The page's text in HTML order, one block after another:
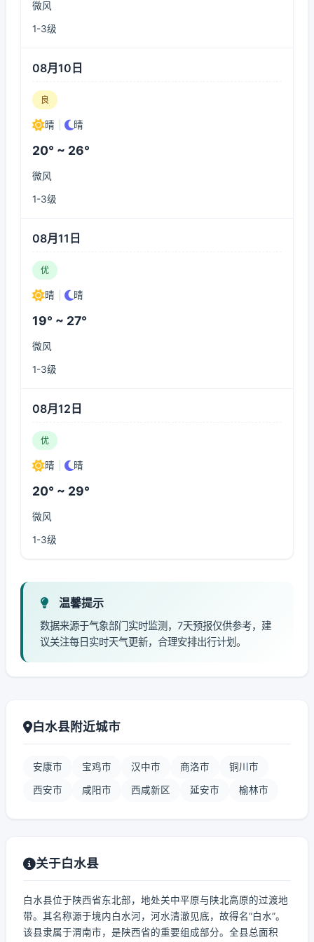
微风
1-3级
08月10日
良
晴 晴
20° ~ 26°
微风
1-3级
08月11日
优
晴 晴
19° ~ 27°
微风
1-3级
08月12日
优
晴 晴
20° ~ 29°
微风
1-3级
温馨提示
数据来源于气象部门实时监测，7天预报仅供参考，建
议关注每日实时天气更新，合理安排出行计划。
白水县附近城市
安康市 宝鸡市 汉中市 商洛市 铜川市
西安市 咸阳市 西咸新区 延安市 榆林市
关于白水县
白水县位于陕西省东北部，地处关中平原与陕北高原的过渡地
带。其名称源于境内白水河，河水清澈见底，故得名“白水”。
该县隶属于渭南市，是陕西省的重要组成部分。全县总面积